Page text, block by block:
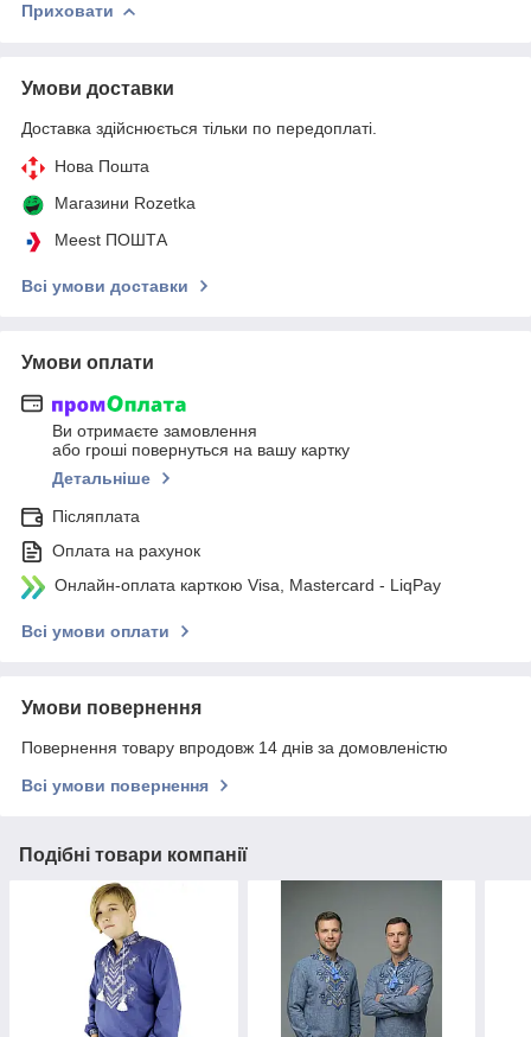
Приховати
Умови доставки
Доставка здійснюється тільки по передоплаті.
Нова Пошта
Магазини Rozetka
Meest ПОШТА
Всі умови доставки
Умови оплати
Ви отримаєте замовлення
або гроші повернуться на вашу картку
Детальніше
Післяплата
Оплата на рахунок
Онлайн-оплата карткою Visa, Mastercard - LiqPay
Всі умови оплати
Умови повернення
Повернення товару впродовж 14 днів за домовленістю
Всі умови повернення
Подібні товари компанії